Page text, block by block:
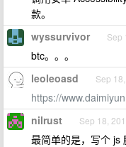
款。
wyssurvivor Sep
btc。。。
leoleoasd Sep
https://
nilrust Sep 18,
最简单的是，写个 js